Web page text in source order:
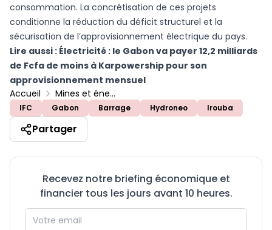
consommation. La concrétisation de ces projets
conditionne la réduction du déficit structurel et la
sécurisation de l’approvisionnement électrique du pays.
Lire aussi : Électricité : le Gabon va payer 12,2 milliards
de Fcfa de moins à Karpowership pour son
approvisionnement mensuel
Accueil
Mines et énergies
IFC Gabon Barrage Hydroneo Irouba
Partager
Recevez notre briefing économique et
financier tous les jours avant 10 heures.